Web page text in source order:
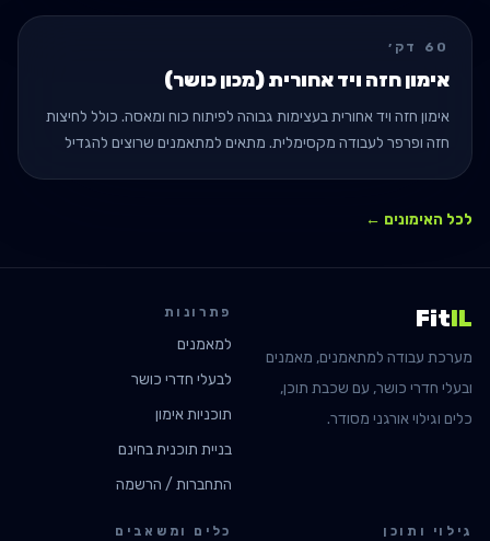
60 דק׳
אימון חזה ויד אחורית (מכון כושר)
אימון חזה ויד אחורית בעצימות גבוהה לפיתוח כוח ומאסה. כולל לחיצות
חזה ופרפר לעבודה מקסימלית. מתאים למתאמנים שרוצים להגדיל
לכל האימונים ←
FitIL
מערכת עבודה למתאמנים, מאמנים
ובעלי חדרי כושר, עם שכבת תוכן,
כלים וגילוי אורגני מסודר.
פתרונות
למאמנים
לבעלי חדרי כושר
תוכניות אימון
בניית תוכנית בחינם
התחברות / הרשמה
גילוי ותוכן כלים ומשאבים